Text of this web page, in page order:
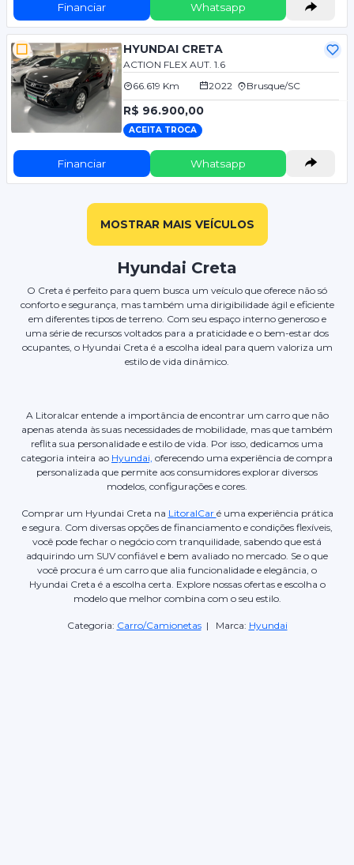
Financiar Whatsapp
HYUNDAI CRETA
ACTION FLEX AUT. 1.6
66.619 Km
2022 Brusque/SC
R$ 96.900,00
ACEITA TROCA
Financiar Whatsapp
MOSTRAR MAIS VEÍCULOS
Hyundai Creta
O Creta é perfeito para quem busca um veículo que oferece não só
conforto e segurança, mas também uma dirigibilidade ágil e eficiente
em diferentes tipos de terreno. Com seu espaço interno generoso e
uma série de recursos voltados para a praticidade e o bem-estar dos
ocupantes, o Hyundai Creta é a escolha ideal para quem valoriza um
estilo de vida dinâmico.
A Litoralcar entende a importância de encontrar um carro que não
apenas atenda às suas necessidades de mobilidade, mas que também
reflita sua personalidade e estilo de vida. Por isso, dedicamos uma
categoria inteira ao Hyundai, oferecendo uma experiência de compra
personalizada que permite aos consumidores explorar diversos
modelos, configurações e cores.
Comprar um Hyundai Creta na LitoralCar é uma experiência prática
e segura. Com diversas opções de financiamento e condições flexíveis,
você pode fechar o negócio com tranquilidade, sabendo que está
adquirindo um SUV confiável e bem avaliado no mercado. Se o que
você procura é um carro que alia funcionalidade e elegância, o
Hyundai Creta é a escolha certa. Explore nossas ofertas e escolha o
modelo que melhor combina com o seu estilo.
Categoria: Carro/Camionetas| Marca: Hyundai